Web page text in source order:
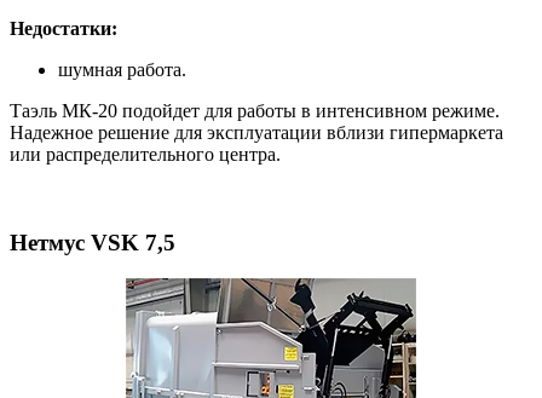
Недостатки:
шумная работа.
Таэль МК-20 подойдет для работы в интенсивном режиме.
Надежное решение для эксплуатации вблизи гипермаркета
или распределительного центра.
Нетмус VSK 7,5